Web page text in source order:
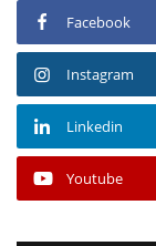
Facebook
Instagram
Linkedin
Youtube